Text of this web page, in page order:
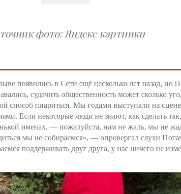
фото: Яндекс картинки
появились в Сети ещё несколько лет назад, но
судачить общественность может сколько
способ пиариться. Мы годами выступали на
Если некоторые люди не знают, как сделать
именах, — пожалуйста, нам не жаль, мы не
мы не собираемся», — опровергал слухи
поддерживать друг друга, у нас ничего не